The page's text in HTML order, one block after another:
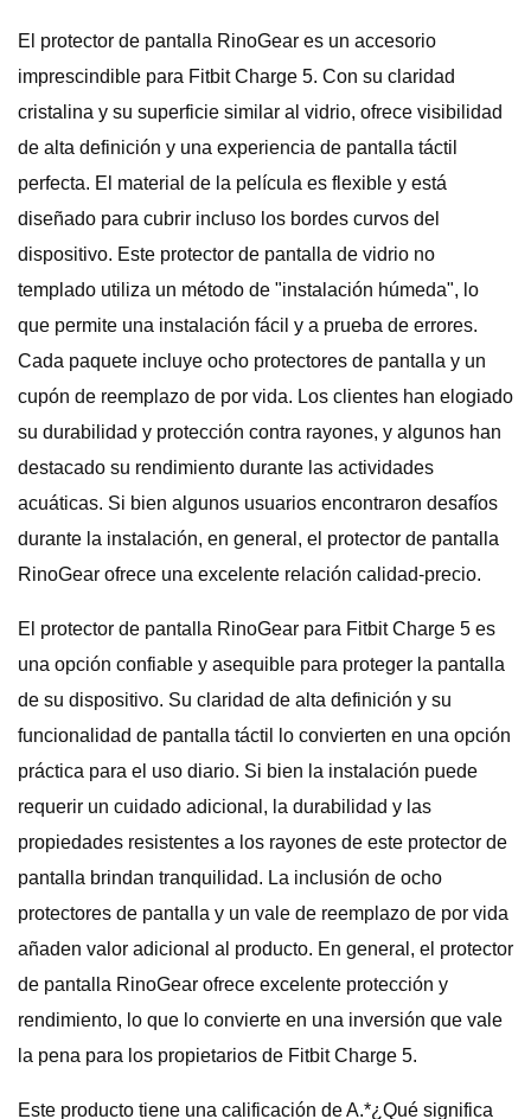
El protector de pantalla RinoGear es un accesorio
imprescindible para Fitbit Charge 5. Con su claridad
cristalina y su superficie similar al vidrio, ofrece visibilidad
de alta definición y una experiencia de pantalla táctil
perfecta. El material de la película es flexible y está
diseñado para cubrir incluso los bordes curvos del
dispositivo. Este protector de pantalla de vidrio no
templado utiliza un método de "instalación húmeda", lo
que permite una instalación fácil y a prueba de errores.
Cada paquete incluye ocho protectores de pantalla y un
cupón de reemplazo de por vida. Los clientes han elogiado
su durabilidad y protección contra rayones, y algunos han
destacado su rendimiento durante las actividades
acuáticas. Si bien algunos usuarios encontraron desafíos
durante la instalación, en general, el protector de pantalla
RinoGear ofrece una excelente relación calidad-precio.
El protector de pantalla RinoGear para Fitbit Charge 5 es
una opción confiable y asequible para proteger la pantalla
de su dispositivo. Su claridad de alta definición y su
funcionalidad de pantalla táctil lo convierten en una opción
práctica para el uso diario. Si bien la instalación puede
requerir un cuidado adicional, la durabilidad y las
propiedades resistentes a los rayones de este protector de
pantalla brindan tranquilidad. La inclusión de ocho
protectores de pantalla y un vale de reemplazo de por vida
añaden valor adicional al producto. En general, el protector
de pantalla RinoGear ofrece excelente protección y
rendimiento, lo que lo convierte en una inversión que vale
la pena para los propietarios de Fitbit Charge 5.
Este producto tiene una calificación de A.*¿Qué significa